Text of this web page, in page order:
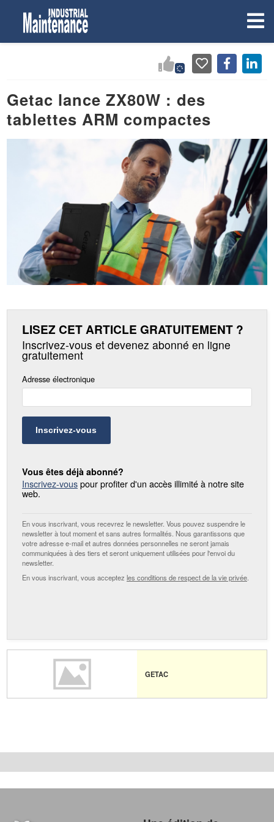
Getac lance ZX80W : des
tablettes ARM compactes
LISEZ CET ARTICLE GRATUITEMENT ?
Inscrivez-vous et devenez abonné en ligne
gratuitement
Adresse électronique
Inscrivez-vous
Vous êtes déjà abonné?
Inscrivez-vouspour profiter d'un accès illimité à notre site
web.
En vous inscrivant, vous recevrez le newsletter. Vous pouvez suspendre le
newsletter à tout moment et sans autres formalités. Nous garantissons que
votre adresse e-mail et autres données personnelles ne seront jamais
communiquées à des tiers et seront uniquement utilisées pour l'envoi du
newsletter.
En vous inscrivant, vous acceptez les conditions de respect de la vie privée
GETAC